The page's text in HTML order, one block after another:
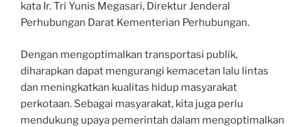
kata Ir. Tri Yunis Megasari, Direktur Jenderal
Perhubungan Darat Kementerian Perhubungan.
Dengan mengoptimalkan transportasi publik,
diharapkan dapat mengurangi kemacetan lalu lintas
dan meningkatkan kualitas hidup masyarakat
perkotaan. Sebagai masyarakat, kita juga perlu
mendukung upaya pemerintah dalam mengoptimalkan